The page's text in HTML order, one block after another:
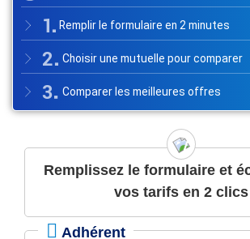
Remplir le formulaire en 2 minutes
Choisir une mutuelle pour comparer
Comparer les meilleures offres